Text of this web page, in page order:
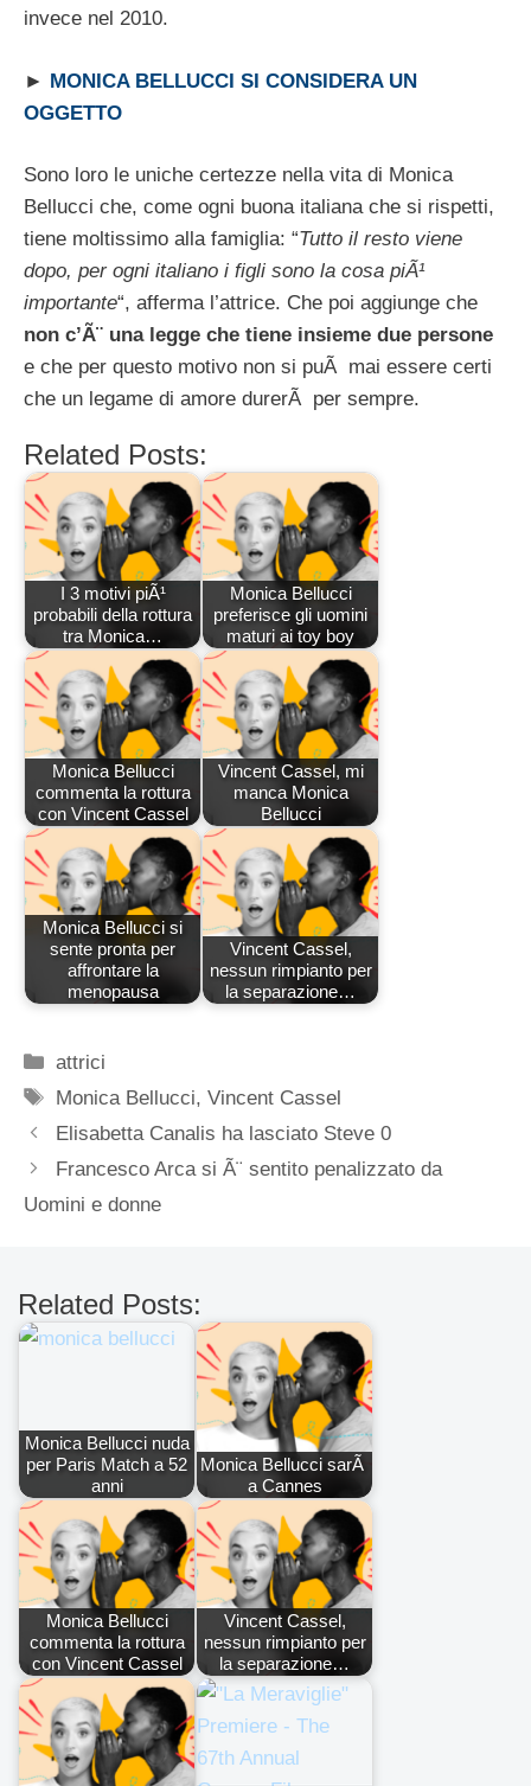
invece nel 2010.
► MONICA BELLUCCI SI CONSIDERA UN
OGGETTO
Sono loro le uniche certezze nella vita di Monica
Bellucci che, come ogni buona italiana che si rispetti,
tiene moltissimo alla famiglia: “Tutto il resto viene
dopo, per ogni italiano i figli sono la cosa piÃ¹
importante“, afferma l’attrice. Che poi aggiunge che
non c’Ã¨ una legge che tiene insieme due persone
e che per questo motivo non si puÃ mai essere certi
che un legame di amore durerÃ per sempre.
Related Posts:
I 3 motivi piÃ¹
probabili della rottura
tra Monica…
Monica Bellucci
preferisce gli uomini
maturi ai toy boy
Monica Bellucci
commenta la rottura
con Vincent Cassel
Vincent Cassel, mi
manca Monica
Bellucci
Monica Bellucci si
sente pronta per
affrontare la
menopausa
Vincent Cassel,
nessun rimpianto per
la separazione…
Categorie
attrici
Tag
Monica Bellucci,Vincent Cassel
Elisabetta Canalis ha lasciato Steve 0
Francesco Arca si Ã¨ sentito penalizzato da
Uomini e donne
Related Posts:
Monica Bellucci nuda
per Paris Match a 52
anni
Monica Bellucci sarÃ
a Cannes
Monica Bellucci
commenta la rottura
con Vincent Cassel
Vincent Cassel,
nessun rimpianto per
la separazione…